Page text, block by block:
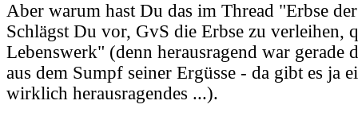
Aber warum hast Du das im Thread "Erbse
Schlägst Du vor, GvS die Erbse zu verleihen,
Lebenswerk" (denn herausragend war gerade
aus dem Sumpf seiner Ergüsse - da gibt es ja
wirklich herausragendes ...).